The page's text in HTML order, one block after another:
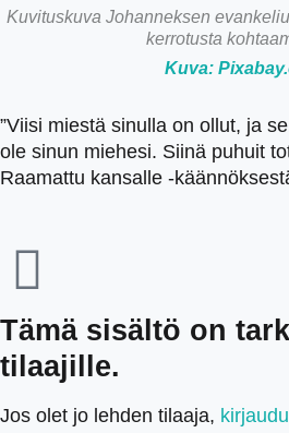
Kuvituskuva Johanneksen
kerrotusta
Kuva:
”Viisi miestä sinulla on ollut, ja
ole sinun miehesi. Siinä puhuit
Raamattu kansalle -
Tämä sisältö on
tilaajille.
Jos olet jo lehden tilaaja,